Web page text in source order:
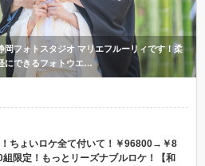
岡フォトスタジオ マリエフルーリィです！柔
にできるフォトウエ…
ちょいロケ全て付いて！￥96800→￥8
限定！もっとリーズナブルロケ！【和